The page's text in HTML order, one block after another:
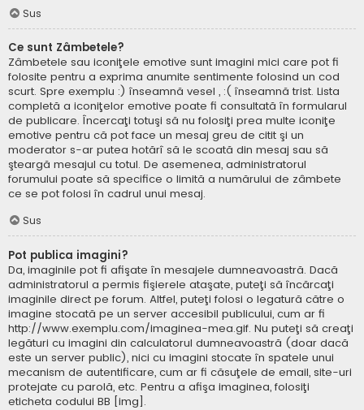
Sus
Ce sunt Zâmbetele?
Zâmbetele sau iconiţele emotive sunt imagini mici care pot fi
folosite pentru a exprima anumite sentimente folosind un cod
scurt. Spre exemplu :) înseamnă vesel , :( înseamnă trist. Lista
completă a iconiţelor emotive poate fi consultată în formularul
de publicare. Încercaţi totuşi să nu folosiţi prea multe iconiţe
emotive pentru că pot face un mesaj greu de citit şi un
moderator s-ar putea hotărî să le scoată din mesaj sau să
şteargă mesajul cu totul. De asemenea, administratorul
forumului poate să specifice o limită a numărului de zâmbete
ce se pot folosi în cadrul unui mesaj.
Sus
Pot publica imagini?
Da, imaginile pot fi afişate în mesajele dumneavoastră. Dacă
administratorul a permis fişierele ataşate, puteţi să încărcaţi
imaginile direct pe forum. Altfel, puteţi folosi o legatură către o
imagine stocată pe un server accesibil publicului, cum ar fi
http://www.exemplu.com/imaginea-mea.gif. Nu puteţi să creaţi
legături cu imagini din calculatorul dumneavoastră (doar dacă
este un server public), nici cu imagini stocate în spatele unui
mecanism de autentificare, cum ar fi căsuţele de email, site-uri
protejate cu parolă, etc. Pentru a afişa imaginea, folosiţi
eticheta codului BB [img].